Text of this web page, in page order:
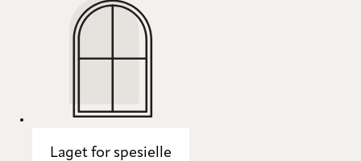
Laget for spesielle